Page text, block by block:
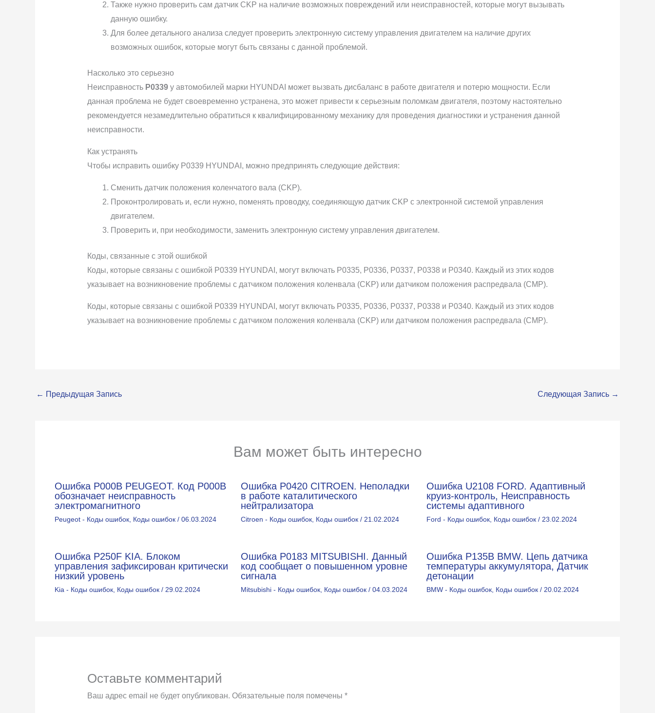
Также нужно проверить сам датчик CKP на наличие возможных повреждений или неисправностей, которые могут вызывать
данную ошибку.
Для более детального анализа следует проверить электронную систему управления двигателем на наличие других
возможных ошибок, которые могут быть связаны с данной проблемой.
Насколько это серьезно
Неисправность P0339у автомобилей марки HYUNDAI может вызвать дисбаланс в работе двигателя и потерю мощности. Если
данная проблема не будет своевременно устранена, это может привести к серьезным поломкам двигателя, поэтому настоятельно
рекомендуется незамедлительно обратиться к квалифицированному механику для проведения диагностики и устранения данной
неисправности.
Как устранять
Чтобы исправить ошибку P0339 HYUNDAI, можно предпринять следующие действия:
Сменить датчик положения коленчатого вала (CKP).
Проконтролировать и, если нужно, поменять проводку, соединяющую датчик CKP с электронной системой управления
двигателем.
Проверить и, при необходимости, заменить электронную систему управления двигателем.
Коды, связанные с этой ошибкой
Коды, которые связаны с ошибкой P0339 HYUNDAI, могут включать P0335, P0336, P0337, P0338 и P0340. Каждый из этих кодов
указывает на возникновение проблемы с датчиком положения коленвала (CKP) или датчиком положения распредвала (CMP).
Коды, которые связаны с ошибкой P0339 HYUNDAI, могут включать P0335, P0336, P0337, P0338 и P0340. Каждый из этих кодов
указывает на возникновение проблемы с датчиком положения коленвала (CKP) или датчиком положения распредвала (CMP).
← Предыдущая Запись Следующая Запись →
Вам может быть интересно
Ошибка P000B PEUGEOT. Код Р000В
обозначает неисправность
электромагнитного
Peugeot - Коды ошибок, Коды ошибок / 06.03.2024
Ошибка P0420 CITROEN. Неполадки
в работе каталитического
нейтрализатора
Citroen - Коды ошибок, Коды ошибок/ 21.02.2024
Ошибка U2108 FORD. Адаптивный
круиз-контроль, Неисправность
системы адаптивного
Ford - Коды ошибок, Коды ошибок /23.02.2024
Ошибка P250F KIA. Блоком
управления зафиксирован критически
низкий уровень
Kia - Коды ошибок, Коды ошибок / 29.02.2024
Ошибка P0183 MITSUBISHI. Данный
код сообщает о повышенном уровне
сигнала
Mitsubishi - Коды ошибок, Коды ошибок/ 04.03.2024
Ошибка P135B BMW. Цепь датчика
температуры аккумулятора, Датчик
детонации
BMW - Коды ошибок, Коды ошибок /20.02.2024
Оставьте комментарий
Ваш адрес email не будет опубликован. Обязательные поля помечены *